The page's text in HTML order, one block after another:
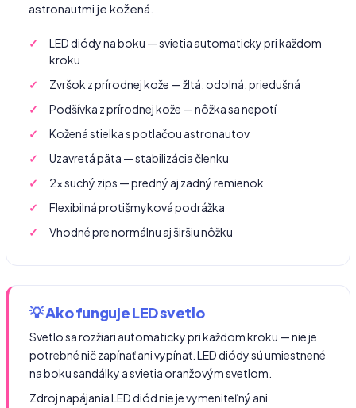
astronautmi je kožená.
LED diódy na boku — svietia automaticky pri každom
kroku
Zvršok z prírodnej kože — žltá, odolná, priedušná
Podšívka z prírodnej kože — nôžka sa nepotí
Kožená stielka s potlačou astronautov
Uzavretá päta — stabilizácia členku
2× suchý zips — predný aj zadný remienok
Flexibilná protišmyková podrážka
Vhodné pre normálnu aj širšiu nôžku
💡 Ako funguje LED svetlo
Svetlo sa rozžiari automaticky pri každom kroku — nie je
potrebné nič zapínať ani vypínať. LED diódy sú umiestnené
na boku sandálky a svietia oranžovým svetlom.
Zdroj napájania LED diód nie je vymeniteľný ani